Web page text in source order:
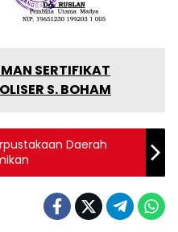
SERTIFIKAT
S. BOHAM
Daerah